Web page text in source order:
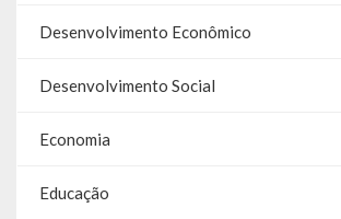
Legislativo
Desenvolvimento Econômico
Desenvolvimento Social
Economia
Educação